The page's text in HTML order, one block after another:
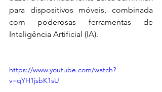
para dispositivos móveis, combinada
com poderosas ferramentas de
Inteligência Artificial (IA).
https://www.youtube.com/watch?
v=qYH1jsbK1sU